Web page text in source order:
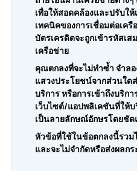
เพื่อให้สอดคล้องและปรับใ
เทคนิคของการเชื่อมต่อเค
บัตรเครดิตจะถูกเข้ารหัสเ
เครือข่าย
คุณตกลงที่จะไม่ทำซ้ำ จำล
แสวงประโยชน์จากส่วนใด
บริการ หรือการเข้าถึงบริก
เว็บไซต์/แอปพลิเคชันที่ให้
เป็นลายลักษณ์อักษรโดยชัด
หัวข้อที่ใช้ในข้อตกลงนี้รวม
และจะไม่จำกัดหรือส่งผลก